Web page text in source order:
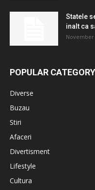
Statele
inalt ca
November
POPULAR CATEGORY
Diverse
Buzau
Stiri
Afaceri
Divertisment
Lifestyle
Cultura